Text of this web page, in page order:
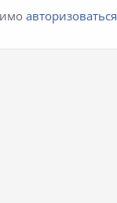
авторизоваться